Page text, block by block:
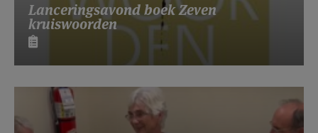
Lanceringsavond boek Zeven
kruiswoorden